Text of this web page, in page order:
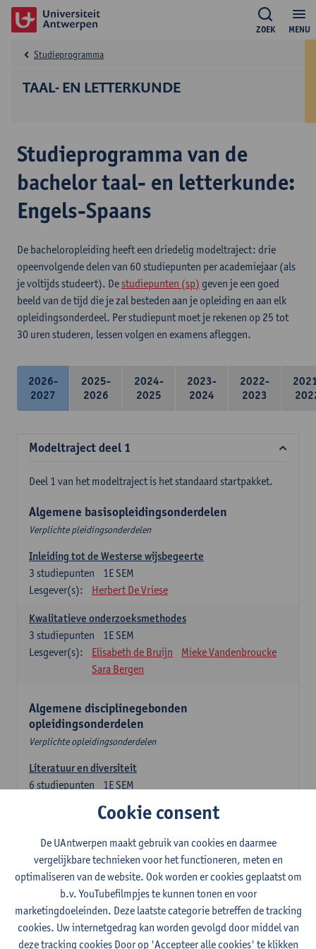
MENU
ZOEK
TAAL- EN LETTERKUNDE
Studieprogramma
Studieprogramma van de
bachelor taal- en letterkunde:
Engels-Spaans
De bacheloropleiding heeft een driedelig modeltraject: drie
opeenvolgende delen van 60 studiepunten per academiejaar (als
je voltijds studeert). De studiepunten (sp) geven je een goed
beeld van de tijd die je zal besteden aan je opleiding en aan elk
opleidingsonderdeel. Per studiepunt moet je rekenen op 25 tot
30 uren studeren, lessen volgen en examens afleggen.
2026-
2027
2025-
2026
2024-
2025
2023-
2024
2022-
2023
Modeltraject deel 1
Deel 1 van het modeltraject is het standaard startpakket.
Algemene basisopleidingsonderdelen
Verplichte pleidingsonderdelen
Inleiding tot de Westerse wijsbegeerte
1E SEM
3 studiepunten
Lesgever(s):
Herbert De Vriese
Kwalitatieve onderzoeksmethodes
1E SEM
3 studiepunten
Lesgever(s):
Elisabeth de Bruijn
Mieke Vandenbroucke
Sara Bergen
Algemene disciplinegebonden
opleidingsonderdelen
Verplichte opleidingsonderdelen
Literatuur en diversiteit
1E SEM
6 studiepunten
Remco Sleiderink
2E SEM
studiepunten
Lesgever(s):
Astrid De Wit Peter Petré
Engels: verplichte opleidingsonderdelen
Engels: taalbeheersing 1
Cookie consent
De UAntwerpen maakt gebruik van cookies en daarmee
vergelijkbare technieken voor het functioneren, meten en
optimaliseren van de website. Ook worden er cookies geplaatst om
b.v. YouTubefilmpjes te kunnen tonen en voor
marketingdoeleinden. Deze laatste categorie betreffen de tracking
cookies. Uw internetgedrag kan worden gevolgd door middel van
deze tracking cookies Door op 'Accepteer alle cookies' te klikken